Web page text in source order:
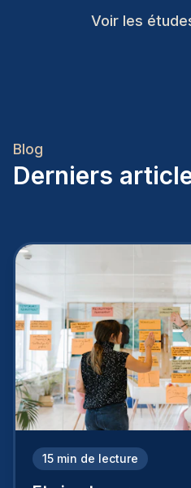
Voir les
Blog
Derniers
15 min de lecture